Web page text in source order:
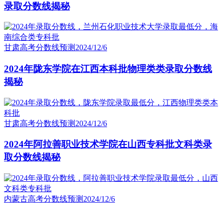
录取分数线揭秘
甘肃高考分数线预测 2024/12/6
2024年陇东学院在江西本科批物理类类录取分数线
揭秘
甘肃高考分数线预测 2024/12/6
2024年阿拉善职业技术学院在山西专科批文科类录
取分数线揭秘
内蒙古高考分数线预测 2024/12/6